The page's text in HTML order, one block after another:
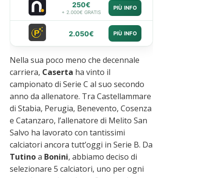
250€
+ 2.000€ GRATIS
PIÙ INFO
2.050€ PIÙ INFO
Nella sua poco meno che decennale
carriera, Caserta ha vinto il
campionato di Serie C al suo secondo
anno da allenatore. Tra Castellammare
di Stabia, Perugia, Benevento, Cosenza
e Catanzaro, l’allenatore di Melito San
Salvo ha lavorato con tantissimi
calciatori ancora tutt’oggi in Serie B. Da
Tutinoa Bonini, abbiamo deciso di
selezionare 5 calciatori, uno per ogni